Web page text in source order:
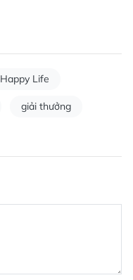
Happy Life
giải thưởng